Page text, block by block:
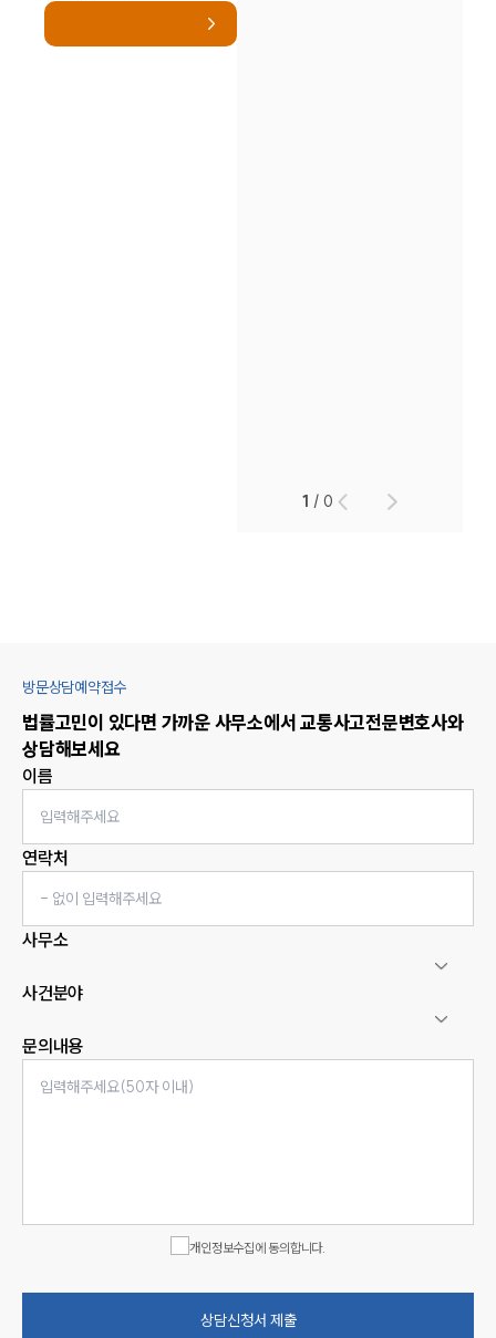
1 /0
방문상담예약접수
법률고민이 있다면 가까운 사무소에서 교통사고전문변호사와
상담해보세요
이름
연락처
사무소
사건분야
문의내용
개인정보수집에 동의합니다.
상담신청서 제출